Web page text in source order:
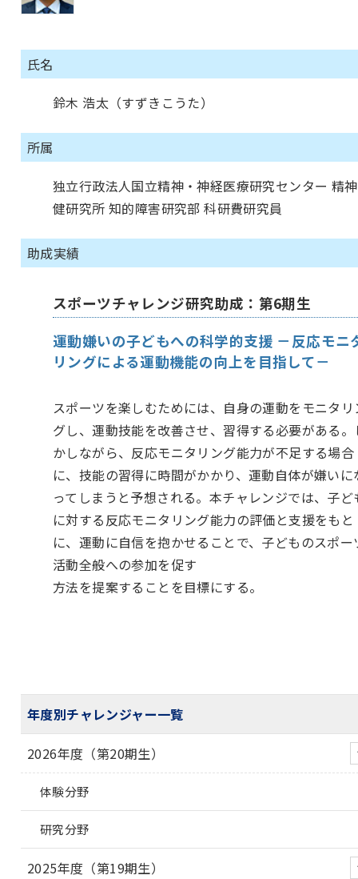
氏名
鈴木 浩太（すずきこうた）
所属
独立行政法人国立精神・神経医療研究センター 精
健研究所 知的障害研究部 科研費研究員
助成実績
スポーツチャレンジ研究助成：第6期生
運動嫌いの子どもへの科学的支援 －反応モニ
リングによる運動機能の向上を目指して－
スポーツを楽しむためには、自身の運動をモニタリ
グし、運動技能を改善させ、習得する必要がある。
かしながら、反応モニタリング能力が不足する場合
に、技能の習得に時間がかかり、運動自体が嫌いに
ってしまうと予想される。本チャレンジでは、子ど
に対する反応モニタリング能力の評価と支援をもと
に、運動に自信を抱かせることで、子どものスポー
活動全般への参加を促す
方法を提案することを目標にする。
年度別チャレンジャー一覧
2026年度（第20期生）
体験分野
研究分野
2025年度（第19期生）